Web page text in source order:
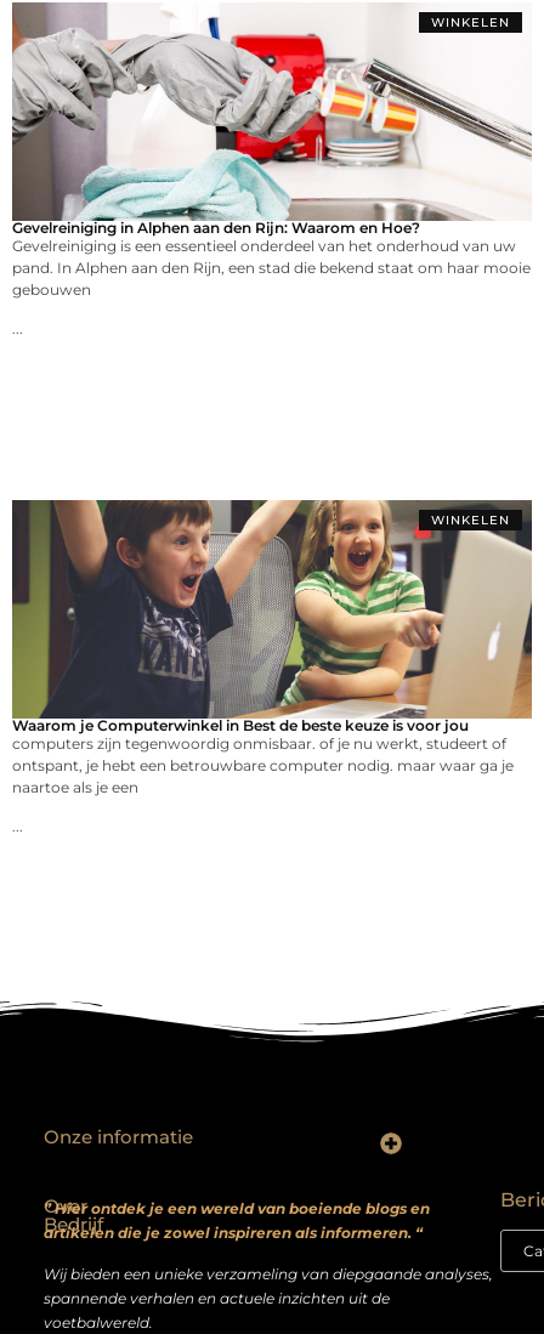
WINKELEN
Gevelreiniging in Alphen aan den Rijn: Waarom en Hoe?
Gevelreiniging is een essentieel onderdeel van het onderhoud van uw
pand. In Alphen aan den Rijn, een stad die bekend staat om haar mooie
gebouwen
...
WINKELEN
Waarom je Computerwinkel in Best de beste keuze is voor jou
computers zijn tegenwoordig onmisbaar. of je nu werkt, studeert of
ontspant, je hebt een betrouwbare computer nodig. maar waar ga je
naartoe als je een
...
Over
Bedrijf
” Hier ontdek je een wereld van boeiende blogs en
artikelen die je zowel inspireren als informeren. “
Wij bieden een unieke verzameling van diepgaande analyses,
spannende verhalen en actuele inzichten uit de
voetbalwereld.
Onze informatie